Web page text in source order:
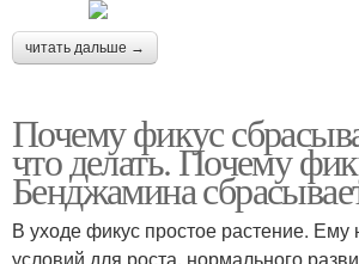
читать дальше →
Почему фикус
что делать. Почему
Бенджамина
В уходе фикус простое растение.